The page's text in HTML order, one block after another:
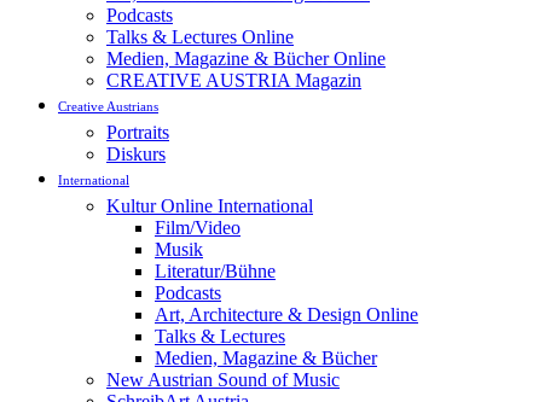
Podcasts
Talks & Lectures Online
Medien, Magazine & Bücher Online
CREATIVE AUSTRIA Magazin
Creative Austrians
Portraits
Diskurs
International
Kultur Online International
Film/Video
Musik
Literatur/Bühne
Podcasts
Art, Architecture & Design Online
Talks & Lectures
Medien, Magazine & Bücher
New Austrian Sound of Music